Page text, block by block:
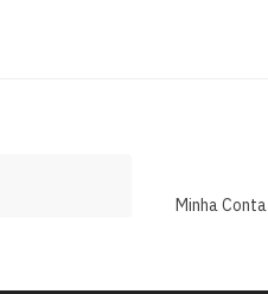
Minha Conta